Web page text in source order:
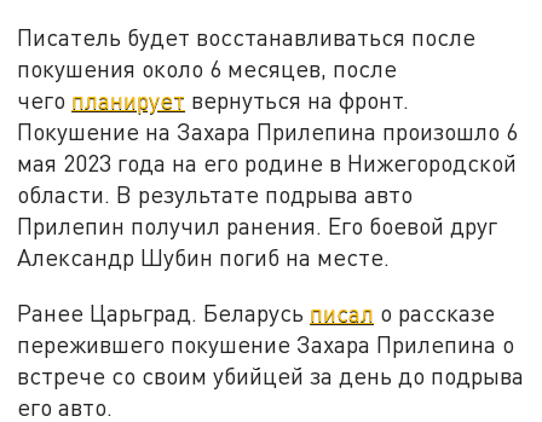
Писатель будет восстанавливаться после
покушения около 6 месяцев, после
чего планирует вернуться на фронт.
Покушение на Захара Прилепина произошло 6
мая 2023 года на его родине в Нижегородской
области. В результате подрыва авто
Прилепин получил ранения. Его боевой друг
Александр Шубин погиб на месте.
Ранее Царьград. Беларусь писал о рассказе
пережившего покушение Захара Прилепина о
встрече со своим убийцей за день до подрыва
его авто.